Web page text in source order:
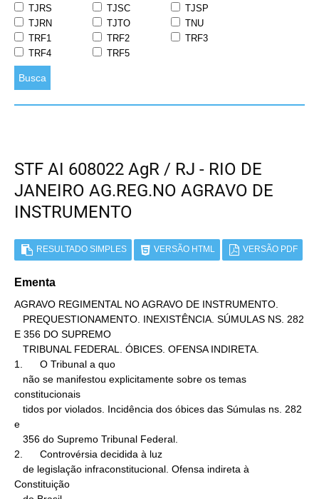
TJRS
TJSC
TJSP
TJRN
TJTO
TNU
TRF1
TRF2
TRF3
TRF4
TRF5
Busca
STF AI 608022 AgR / RJ - RIO DE
JANEIRO AG.REG.NO AGRAVO DE
INSTRUMENTO
RESULTADO SIMPLES VERSÃO HTML VERSÃO PDF
Ementa
AGRAVO REGIMENTAL NO AGRAVO DE INSTRUMENTO.
E 356 DO SUPREMO
1.      O Tribunal a quo
constitucionais
e
2.      Controvérsia decidida à luz
Constituição